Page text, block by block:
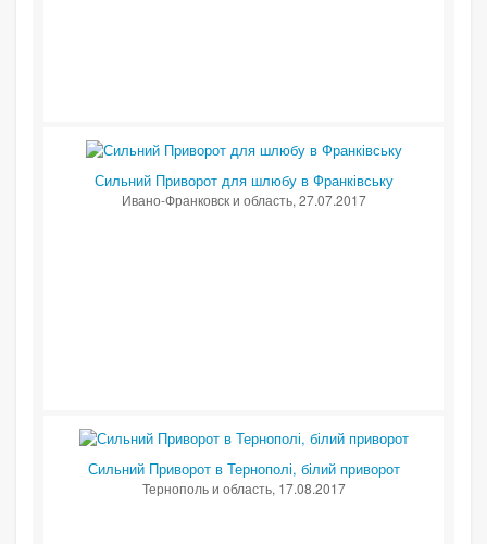
Сильний Приворот для шлюбу в Франківську
Ивано-Франковск и область, 27.07.2017
Сильний Приворот в Тернополі, білий приворот
Тернополь и область, 17.08.2017